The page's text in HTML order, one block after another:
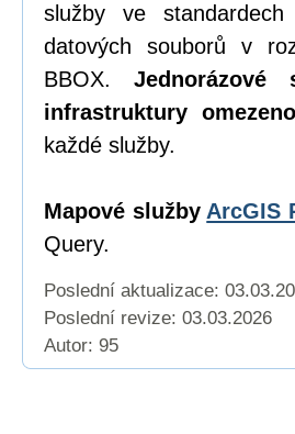
služby ve
datových souborů v
BBOX.
infrastruktury omezeno
každé služby.
Mapové služby ArcGIS
Query.
Poslední aktualizace:
Poslední revize: 03.03.2026
Autor: 95